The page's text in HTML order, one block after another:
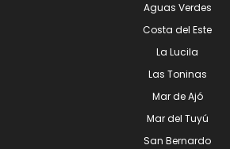
Aguas Verdes
Costa del Este
La Lucila
Las Toninas
Mar de Ajó
Mar del Tuyú
San Bernardo